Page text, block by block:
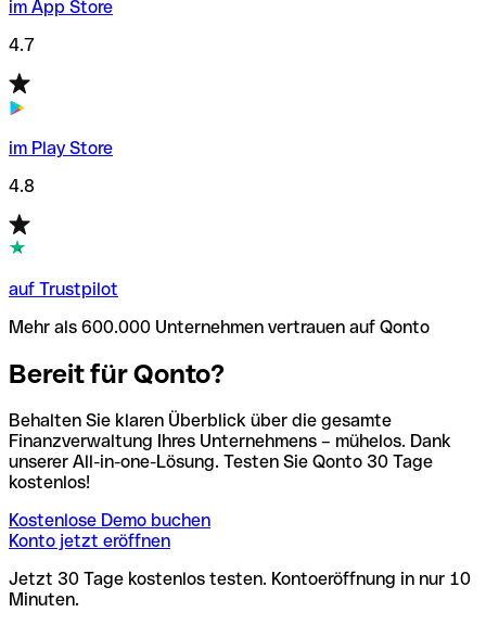
im App Store
4.7
im Play Store
4.8
auf Trustpilot
Mehr als 600.000 Unternehmen vertrauen auf Qonto
Bereit für Qonto?
Behalten Sie klaren Überblick über die gesamte
Finanzverwaltung Ihres Unternehmens – mühelos. Dank
unserer All-in-one-Lösung. Testen Sie Qonto 30 Tage
kostenlos!
Kostenlose Demo buchen
Konto jetzt eröffnen
Jetzt 30 Tage kostenlos testen. Kontoeröffnung in nur 10
Minuten.